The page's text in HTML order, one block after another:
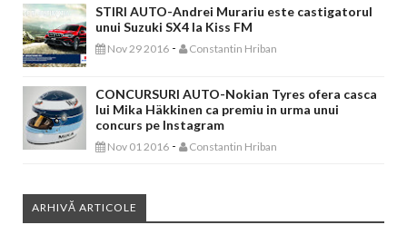
STIRI AUTO-Andrei Murariu este castigatorul
unui Suzuki SX4 la Kiss FM
Nov 29 2016 - Constantin Hriban
CONCURSURI AUTO-Nokian Tyres ofera casca
lui Mika Häkkinen ca premiu in urma unui
concurs pe Instagram
Nov 01 2016 - Constantin Hriban
ARHIVĂ ARTICOLE